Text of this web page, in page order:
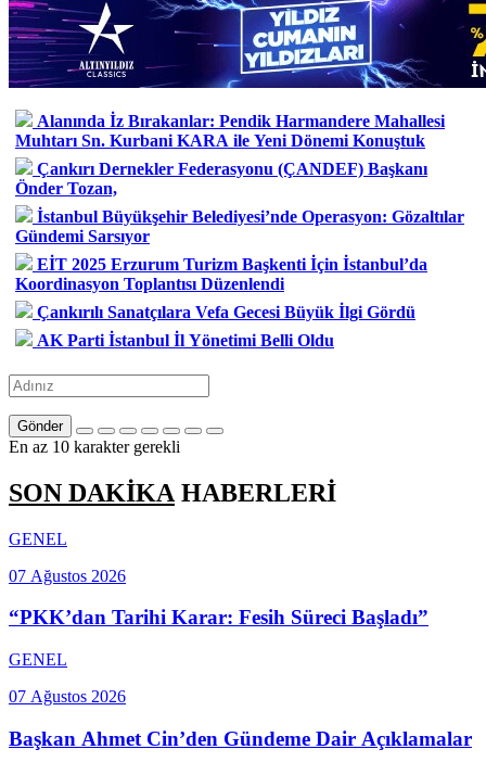
Alanında İz Bırakanlar: Pendik Harmandere Mahallesi
Muhtarı Sn. Kurbani KARA ile Yeni Dönemi Konuştuk
Çankırı Dernekler Federasyonu (ÇANDEF) Başkanı
Önder Tozan,
İstanbul Büyükşehir Belediyesi’nde Operasyon: Gözaltılar
Gündemi Sarsıyor
EİT 2025 Erzurum Turizm Başkenti İçin İstanbul’da
Koordinasyon Toplantısı Düzenlendi
Çankırılı Sanatçılara Vefa Gecesi Büyük İlgi Gördü
AK Parti İstanbul İl Yönetimi Belli Oldu
Gönder
En az 10 karakter gerekli
SON DAKİKA HABERLERİ
GENEL
07 Ağustos 2026
“PKK’dan Tarihi Karar: Fesih Süreci Başladı”
GENEL
07 Ağustos 2026
Başkan Ahmet Cin’den Gündeme Dair Açıklamalar